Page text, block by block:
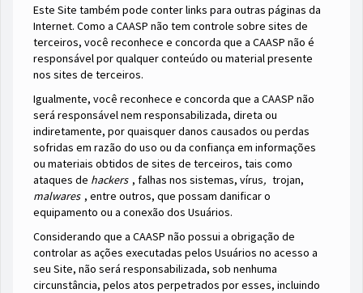
Este Site também pode conter links para outras páginas da
Internet. Como a CAASP não tem controle sobre sites de
terceiros, você reconhece e concorda que a CAASP não é
responsável por qualquer conteúdo ou material presente
nos sites de terceiros.
Igualmente, você reconhece e concorda que a CAASP não
será responsável nem responsabilizada, direta ou
indiretamente, por quaisquer danos causados ou perdas
sofridas em razão do uso ou da confiança em informações
ou materiais obtidos de sites de terceiros, tais como
ataques de hackers , falhas nos sistemas, vírus, trojan,
malwares , entre outros, que possam danificar o
equipamento ou a conexão dos Usuários.
Considerando que a CAASP não possui a obrigação de
controlar as ações executadas pelos Usuários no acesso a
seu Site, não será responsabilizada, sob nenhuma
circunstância, pelos atos perpetrados por esses, incluindo